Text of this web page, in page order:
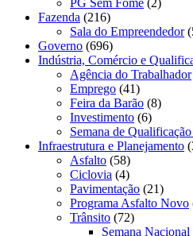
Fazenda (216)
Sala do Empreendedor
Governo (696)
Indústria, Comércio e
Agência do Trabalhador
Emprego (41)
Feira da Barão (8)
Investimento (6)
Semana de
Infraestrutura e Planejamento
Asfalto (58)
Ciclovia (4)
Pavimentação (21)
Programa Asfalto Novo
Trânsito (72)
Semana